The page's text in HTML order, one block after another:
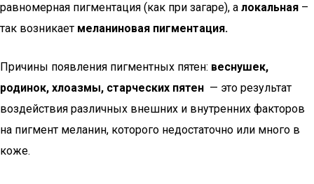
равномерная пигментация (как при загаре), а локальная –
так возникает меланиновая пигментация.
Причины появления пигментных пятен: веснушек,
родинок, хлоазмы, старческих пятен — это результат
воздействия различных внешних и внутренних факторов
на пигмент меланин, которого недостаточно или много в
коже.